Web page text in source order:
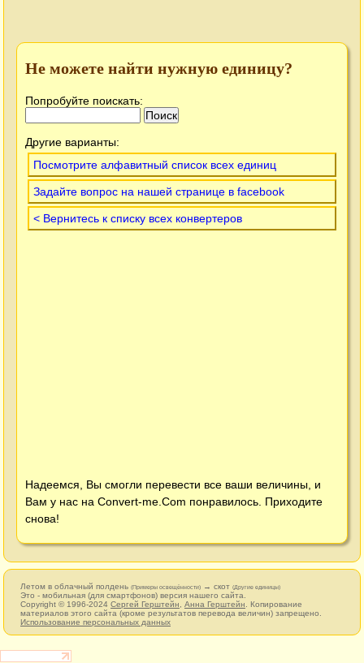
Не можете найти нужную единицу?
Попробуйте поискать:
Другие варианты:
Посмотрите алфавитный список всех единиц
Задайте вопрос на нашей странице в facebook
< Вернитесь к списку всех конвертеров
Надеемся, Вы смогли перевести все ваши величины, и
Вам у нас на Convert-me.Com понравилось. Приходите
снова!
Летом в облачный полдень (Примеры освещённости) → скот (Другие единицы)
Это - мобильная (для смартфонов) версия нашего сайта.
Copyright © 1996-2024 Сергей Герштейн Анна Герштейн . Копирование
материалов этого сайта (кроме результатов перевода величин) запрещено.
Использование персональных данных